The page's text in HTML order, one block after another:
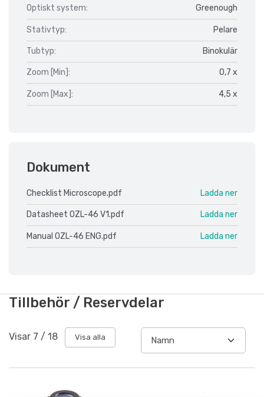
Optiskt system: Greenough
Stativtyp: Pelare
Tubtyp: Binokulär
Zoom [Min]: 0,7 x
Zoom [Max]: 4,5 x
Dokument
Checklist Microscope.pdf Ladda ner
Datasheet OZL-46 V1.pdf Ladda ner
Manual OZL-46 ENG.pdf Ladda ner
Tillbehör / Reservdelar
Visar 7 / 18 Visa alla